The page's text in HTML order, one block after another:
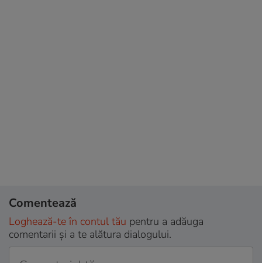
Comentează
Loghează-te în contul tău pentru a adăuga
comentarii și a te alătura dialogului.